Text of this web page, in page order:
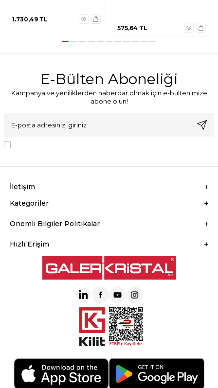
1.730,49 TL
575,64 TL
E-Bülten Aboneliği
Kampanya ve yeniliklerden haberdar olmak için e-bültenimize
abone olun!
İletişim
Kategoriler
Önemli Bilgiler Politikalar
Hızlı Erişim